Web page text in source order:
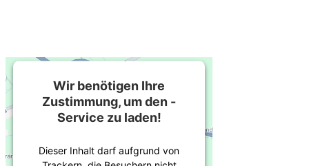
Wir benötigen Ihre
Zustimmung, um den -
Service zu laden!
Dieser Inhalt darf aufgrund von